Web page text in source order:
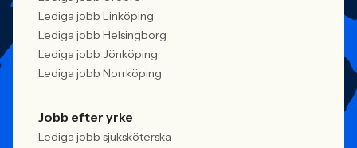
Lediga jobb Linköping
Lediga jobb Helsingborg
Lediga jobb Jönköping
Lediga jobb Norrköping
Jobb efter yrke
Lediga jobb sjuksköterska